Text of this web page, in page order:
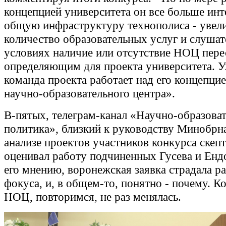
концепцией университета он все больше
общую инфраструктуру технополиса -
количество образовательных услуг и
условиях наличие или отсутствие НОЦ
определяющим для проекта университета.
команда проекта работает над его
научно-образовательного центра».
В-пятых, телеграм-канал «Научно-
политика», близкий к руководству
анализе проектов участников конкурса
оценивал работу подчиненных Гусева и
его мнению, воронежская заявка страдала
фокуса, и, в общем-то, понятно - почему.
НОЦ, повторимся, не раз менялась.